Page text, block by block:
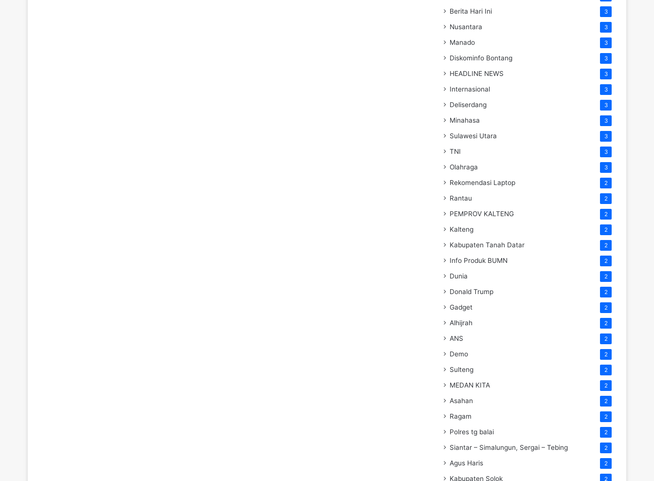
Berita Hari Ini 3
Nusantara 3
Manado 3
Diskominfo Bontang 3
HEADLINE NEWS 3
Internasional 3
Deliserdang 3
Minahasa 3
Sulawesi Utara 3
TNI 3
Olahraga 3
Rekomendasi Laptop 2
Rantau 2
PEMPROV KALTENG 2
Kalteng 2
Kabupaten Tanah Datar 2
Info Produk BUMN 2
Dunia 2
Donald Trump 2
Gadget 2
Alhijrah 2
ANS 2
Demo 2
Sulteng 2
MEDAN KITA 2
Asahan 2
Ragam 2
Polres tg balai 2
Siantar – Simalungun, Sergai – Tebing 2
Agus Haris 2
Kabupaten Solok 2